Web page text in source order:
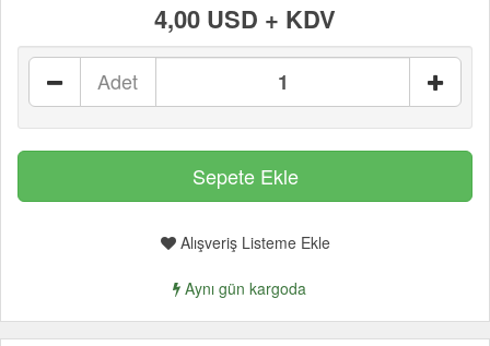
4,00 USD + KDV
Adet
Alışveriş Listeme Ekle
Aynı gün kargoda